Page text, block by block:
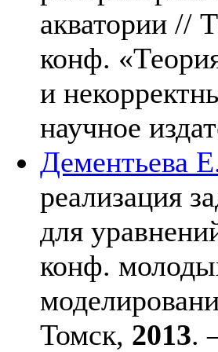
акватории //
конф.
и
научное
Дементьева
реализация
для
конф.
Томск, 2013.